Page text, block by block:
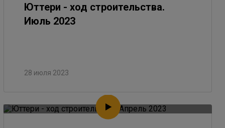
Юттери - ход строительства.
Июль 2023
28 июля 2023